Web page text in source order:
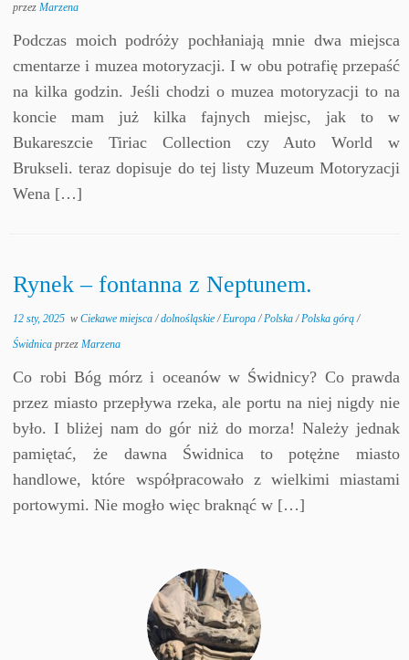
przezMarzena
Podczas moich podróży pochłaniają mnie dwa miejsca
cmentarze i muzea motoryzacji. I w obu potrafię przepaść
na kilka godzin. Jeśli chodzi o muzea motoryzacji to na
koncie mam już kilka fajnych miejsc, jak to w
Bukareszcie Tiriac Collection czy Auto World w
Brukseli. teraz dopisuje do tej listy Muzeum Motoryzacji
Wena […]
Rynek – fontanna z Neptunem.
12 sty, 2025 wCiekawe miejsca/dolnośląskie/Europa/Polska/Polska górą/
ŚwidnicaprzezMarzena
Co robi Bóg mórz i oceanów w Świdnicy? Co prawda
przez miasto przepływa rzeka, ale portu na niej nigdy nie
było. I bliżej nam do gór niż do morza! Należy jednak
pamiętać, że dawna Świdnica to potężne miasto
handlowe, które współpracowało z wielkimi miastami
portowymi. Nie mogło więc braknąć w […]